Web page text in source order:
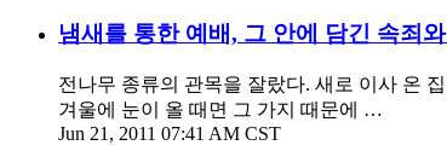
냄새를 통한 예배, 그 안에 담긴 속죄
전나무 종류의 관목을 잘랐다. 새로 이사 온
겨울에 눈이 올 때면 그 가지 때문에 …
Jun 21, 2011 07:41 AM CST